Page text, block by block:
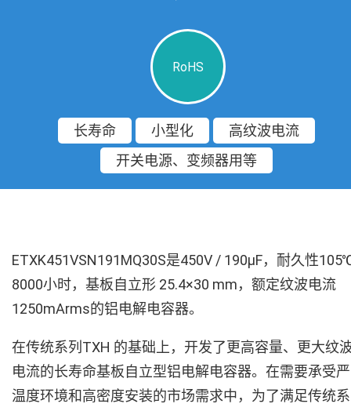
RoHS
长寿命 小型化
高纹波电流
开关电源、变频器用等
ETXK451VSN191MQ30S是450V / 190µF，耐久性
8000小时，基板自立形 25.4×30 mm，额定纹波电流
1250mArms的铝电解电容器。
在传统系列TXH 的基础上，开发了更高容量、更大纹
电流的长寿命基板自立型铝电解电容器。在需要承受
温度环境和高密度安装的市场需求中，为了满足传统